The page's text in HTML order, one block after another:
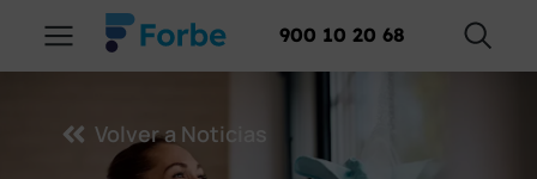
900 10 20 68
Volver a Noticias